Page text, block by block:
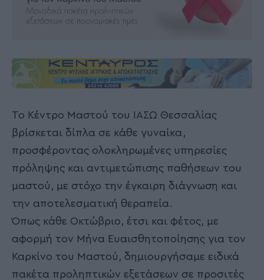
Το Κέντρο Μαστού του ΙΑΣΩ Θεσσαλίας
βρίσκεται δίπλα σε κάθε γυναίκα,
προσφέροντας ολοκληρωμένες υπηρεσίες
πρόληψης και αντιμετώπισης παθήσεων του
μαστού, με στόχο την έγκαιρη διάγνωση και
την αποτελεσματική θεραπεία.
Όπως κάθε Οκτώβριο, έτσι και φέτος, με
αφορμή τον Μήνα Ευαισθητοποίησης για τον
Καρκίνο του Μαστού, δημιουργήσαμε ειδικά
πακέτα προληπτικών εξετάσεων σε προσιτές